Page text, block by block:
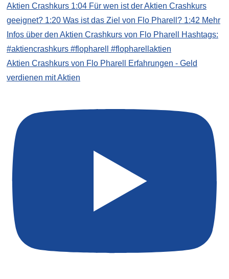
Aktien Crashkurs von Flo Pharell Erfahrungen - Geld
verdienen mit Aktien